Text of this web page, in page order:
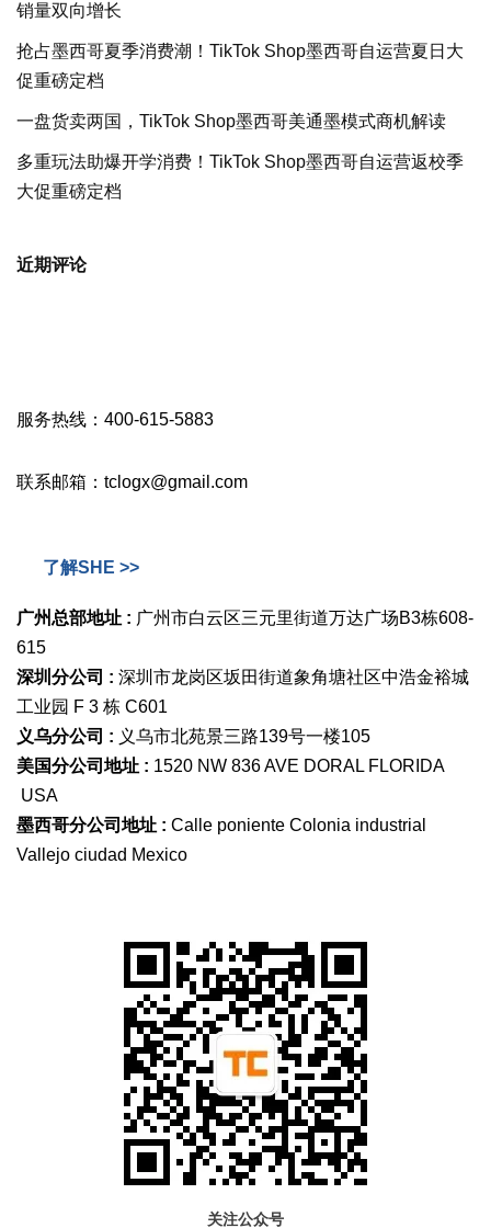
销量双向增长
抢占墨西哥夏季消费潮！TikTok Shop墨西哥自运营夏日大
促重磅定档
一盘货卖两国，TikTok Shop墨西哥美通墨模式商机解读
多重玩法助爆开学消费！TikTok Shop墨西哥自运营返校季
大促重磅定档
近期评论
服务热线：400-615-5883
联系邮箱：tclogx@gmail.com
了解SHE >>
广州总部地址 : 广州市白云区三元里街道万达广场B3栋608-
615
深圳分公司 : 深圳市龙岗区坂田街道象角塘社区中浩金裕城
工业园 F 3 栋 C601
义乌分公司 : 义乌市北苑景三路139号一楼105
美国分公司地址 : 1520 NW 836 AVE DORAL FLORIDA
USA
墨西哥分公司地址 : Calle poniente Colonia industrial
Vallejo ciudad Mexico
关注公众号